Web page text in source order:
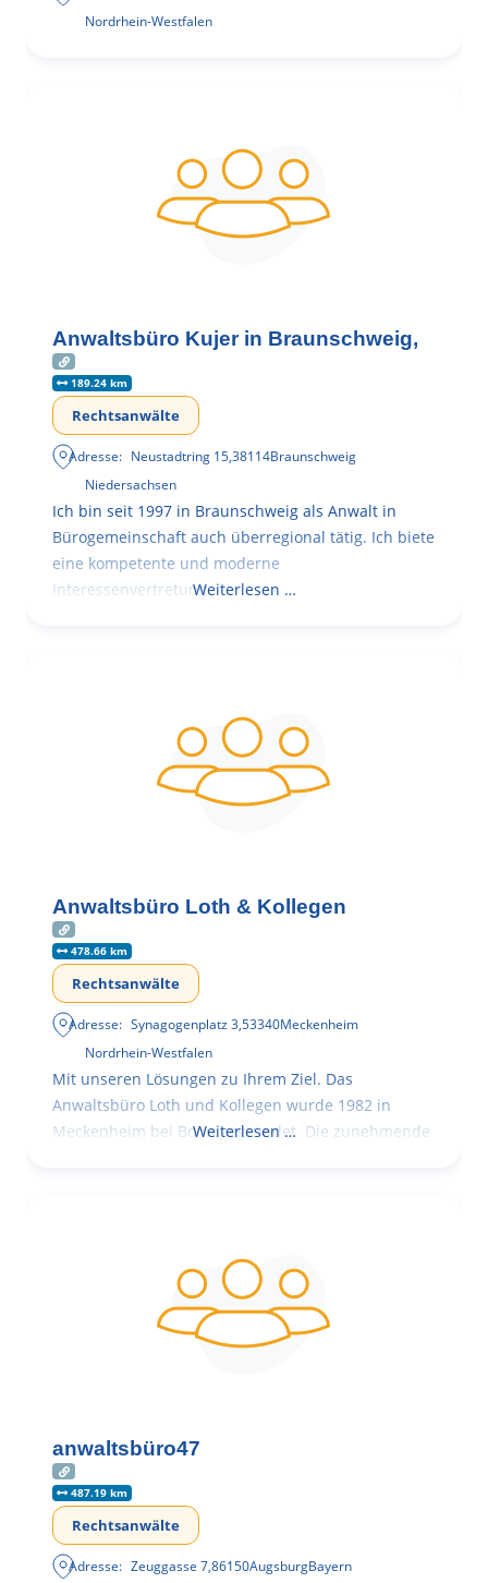
Nordrhein-Westfalen
Anwaltsbüro Kujer in Braunschweig,
189.24 km
Rechtsanwälte
Adresse: Neustadtring 15,38114Braunschweig
Niedersachsen
Ich bin seit 1997 in Braunschweig als Anwalt in
Bürogemeinschaft auch überregional tätig. Ich biete
eine kompetente und moderne
Interessenvertretung,Weiterlesen …
Anwaltsbüro Loth & Kollegen
478.66 km
Rechtsanwälte
Adresse: Synagogenplatz 3,53340Meckenheim
Nordrhein-Westfalen
Mit unseren Lösungen zu Ihrem Ziel. Das
Anwaltsbüro Loth und Kollegen wurde 1982 in
Meckenheim bei Bonn gegründet. Die zunehmende
Weiterlesen …
anwaltsbüro47
487.19 km
Rechtsanwälte
Adresse: Zeuggasse 7,86150AugsburgBayern